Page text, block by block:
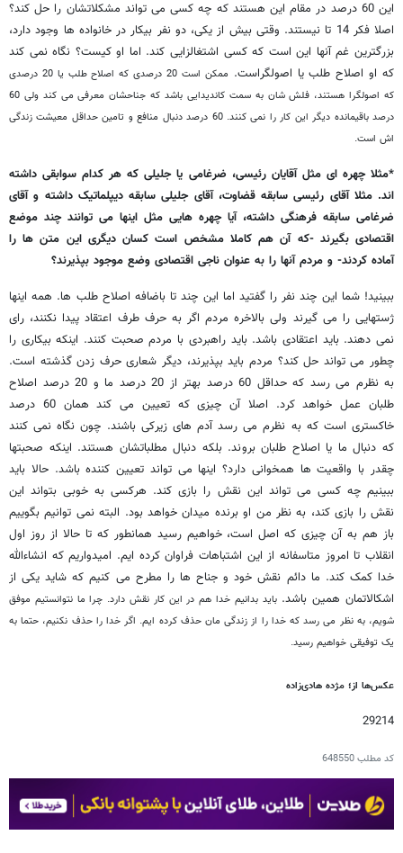
این 60 درصد در مقام این هستند که چه کسی می تواند مشکلاتشان را حل کند؟
اصلا فکر 14 تا نیستند. وقتی بیش از یکی، دو نفر بیکار در خانواده ها وجود دارد،
بزرگترین غم آنها این است که کسی اشتغالزایی کند. اما او کیست؟ نگاه نمی کند
که او اصلاح طلب یا اصولگراست.
ممکن است 20 درصدی که اصلاح طلب یا 20 درصدی
که اصولگرا هستند، فلش شان به سمت کاندیدایی باشد که جناحشان معرفی می کند ولی 60
درصد باقیمانده دیگر این کار را نمی کنند. 60 درصد دنبال منافع و تامین حداقل معیشت زندگی
اش است.
*مثلا چهره ای مثل آقایان رئیسی، ضرغامی یا جلیلی که هر کدام سوابقی داشته
اند. مثلا آقای رئیسی سابقه قضاوت، آقای جلیلی سابقه دیپلماتیک داشته و آقای
ضرغامی سابقه فرهنگی داشته، آیا چهره هایی مثل اینها می توانند چند موضع
اقتصادی بگیرند -که آن هم کاملا مشخص است کسان دیگری این متن ها را
آماده کردند- و مردم آنها را به عنوان ناجی اقتصادی وضع موجود بپذیرند؟
ببینید! شما این چند نفر را گفتید اما این چند تا باضافه اصلاح طلب ها. همه اینها
ژستهایی را می گیرند ولی بالاخره مردم اگر به حرف طرف اعتقاد پیدا نکنند، رای
نمی دهند. باید اعتقادی باشد. باید راهبردی با مردم صحبت کنند. اینکه بیکاری را
چطور می تواند حل کند؟ مردم باید بپذیرند، دیگر شعاری حرف زدن گذشته است.
به نظرم می رسد که حداقل 60 درصد بهتر از 20 درصد ما و 20 درصد اصلاح
طلبان عمل خواهد کرد. اصلا آن چیزی که تعیین می کند همان 60 درصد
خاکستری است که به نظرم می رسد آدم های زیرکی باشند. چون نگاه نمی کنند
که دنبال ما یا اصلاح طلبان بروند. بلکه دنبال مطلباتشان هستند. اینکه صحبتها
چقدر با واقعیت ها همخوانی دارد؟ اینها می تواند تعیین کننده باشد. حالا باید
ببینیم چه کسی می تواند این نقش را بازی کند. هرکسی به خوبی بتواند این
نقش را بازی کند، به نظر من او برنده میدان خواهد بود. البته نمی توانیم بگوییم
باز هم به آن چیزی که اصل است، خواهیم رسید همانطور که تا حالا از روز اول
انقلاب تا امروز متاسفانه از این اشتباهات فراوان کرده ایم. امیدواریم که انشاءالله
خدا کمک کند. ما دائم نقش خود و جناح ها را مطرح می کنیم که شاید یکی از
اشکالاتمان همین باشد.باید بدانیم خدا هم در این کار نقش دارد. چرا ما نتوانستیم موفق
شویم، به نظر می رسد که خدا را از زندگی مان حذف کرده ایم. اگر خدا را حذف نکنیم، حتما به
یک توفیقی خواهیم رسید.
عکس‌ها از؛ مژده هادی‌زاده
29214
کد مطلب648550